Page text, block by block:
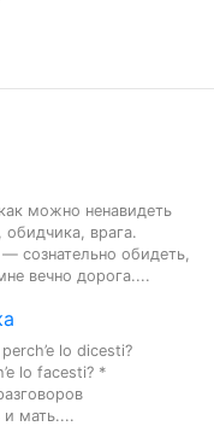
можно ненавидеть
врага.
сознательно обидеть,
вечно дорога....
lo dicesti?
lo facesti? *
мать....